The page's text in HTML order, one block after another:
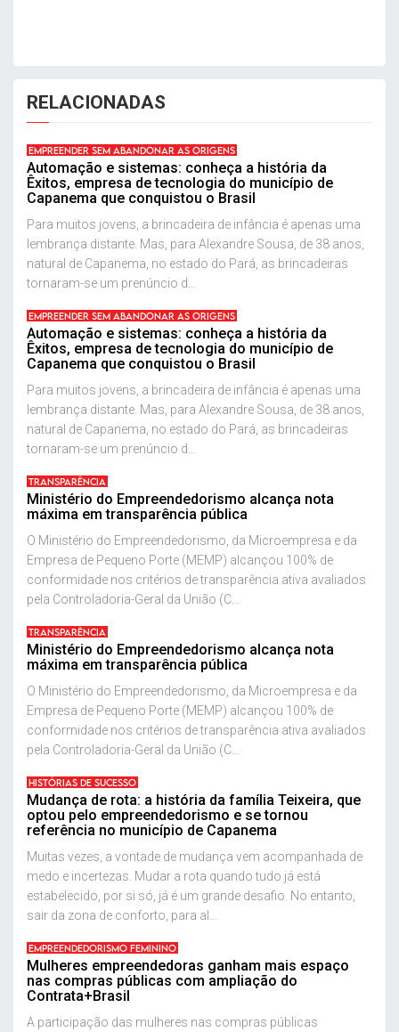
RELACIONADAS
EMPREENDER SEM ABANDONAR AS ORIGENS
Automação e sistemas: conheça a história da
Êxitos, empresa de tecnologia do município de
Capanema que conquistou o Brasil
Para muitos jovens, a brincadeira de infância é apenas uma
lembrança distante. Mas, para Alexandre Sousa, de 38 anos,
natural de Capanema, no estado do Pará, as brincadeiras
tornaram-se um prenúncio d...
EMPREENDER SEM ABANDONAR AS ORIGENS
Automação e sistemas: conheça a história da
Êxitos, empresa de tecnologia do município de
Capanema que conquistou o Brasil
Para muitos jovens, a brincadeira de infância é apenas uma
lembrança distante. Mas, para Alexandre Sousa, de 38 anos,
natural de Capanema, no estado do Pará, as brincadeiras
tornaram-se um prenúncio d...
TRANSPARÊNCIA
Ministério do Empreendedorismo alcança nota
máxima em transparência pública
O Ministério do Empreendedorismo, da Microempresa e da
Empresa de Pequeno Porte (MEMP) alcançou 100% de
conformidade nos critérios de transparência ativa avaliados
pela Controladoria-Geral da União (C...
TRANSPARÊNCIA
Ministério do Empreendedorismo alcança nota
máxima em transparência pública
O Ministério do Empreendedorismo, da Microempresa e da
Empresa de Pequeno Porte (MEMP) alcançou 100% de
conformidade nos critérios de transparência ativa avaliados
pela Controladoria-Geral da União (C...
HISTÓRIAS DE SUCESSO
Mudança de rota: a história da família Teixeira, que
optou pelo empreendedorismo e se tornou
referência no município de Capanema
Muitas vezes, a vontade de mudança vem acompanhada de
medo e incertezas. Mudar a rota quando tudo já está
estabelecido, por si só, já é um grande desafio. No entanto,
sair da zona de conforto, para al...
EMPREENDEDORISMO FEMININO
Mulheres empreendedoras ganham mais espaço
nas compras públicas com ampliação do
Contrata+Brasil
A participação das mulheres nas compras públicas